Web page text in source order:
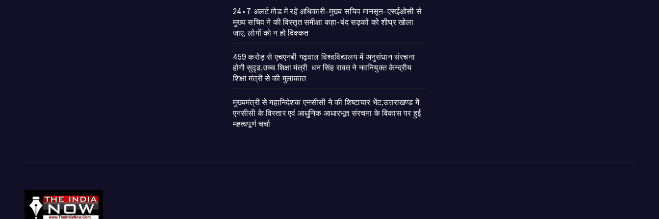
24×7 अलर्ट मोड में रहें अधिकारी-मुख्य सचिव मानसून-एसईओसी से
मुख्य सचिव ने की विस्तृत समीक्षा कहा-बंद सड़कों को शीघ्र खोला
जाए, लोगों को न हो दिक्कत
459 करोड़ से एचएनबी गढ़वाल विश्वविद्यालय में अनुसंधान संरचना
होगी सुदृढ,उच्च शिक्षा मंत्री धन सिंह रावत ने नवनियुक्त केन्द्रीय
शिक्षा मंत्री से की मुलाकात
मुख्यमंत्री से महानिदेशक एनसीसी ने की शिष्टाचार भेंट,उत्तराखण्ड में
एनसीसी के विस्तार एवं आधुनिक आधारभूत संरचना के विकास पर हुई
महत्वपूर्ण चर्चा